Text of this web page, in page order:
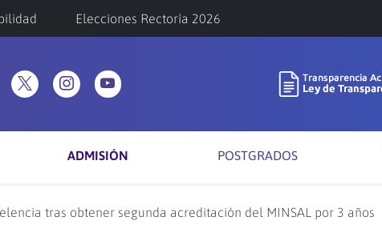
Elecciones Rectoría 2026
ADMISIÓN POSTGRADOS
tras obtener segunda acreditación del MINSAL por 3 años